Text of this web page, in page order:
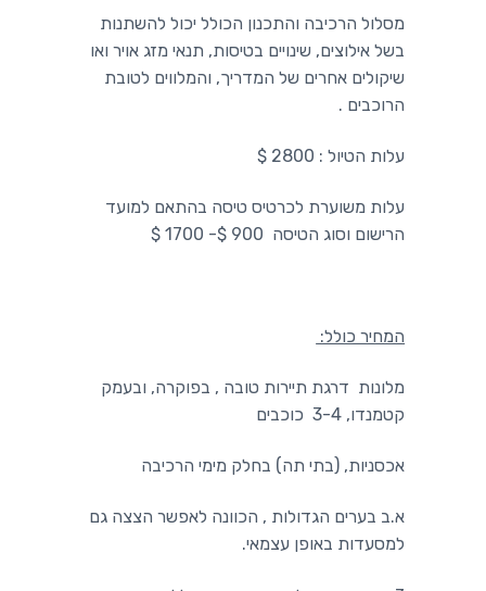
מסלול הרכיבה והתכנון הכולל יכול להשתנות
בשל אילוצים, שינויים בטיסות, תנאי מזג אויר ואו
שיקולים אחרים של המדריך, והמלווים לטובת
הרוכבים .
עלות הטיול : 2800 $
עלות משוערת לכרטיס טיסה בהתאם למועד
הרישום וסוג הטיסה 900 $- 1700 $
המחיר כולל:
מלונות דרגת תיירות טובה , בפוקרה, ובעמק
קטמנדו, 3-4 כוכבים
אכסניות, (בתי תה) בחלק מימי הרכיבה
א.ב בערים הגדולות , הכוונה לאפשר הצצה גם
למסעדות באופן עצמאי.